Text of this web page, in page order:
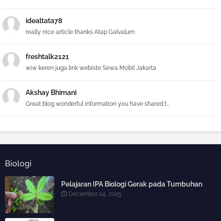
idealtata78
really nice article thanks Atap Galvalum
freshtalk2121
wiw keren juga link webiste Sewa Mobil Jakarta
Akshay Bhimani
Great blog wonderful information you have shared t...
Biologi
Pelajaran IPA Biologi Gerak pada Tumbuhan
December 24, 2025